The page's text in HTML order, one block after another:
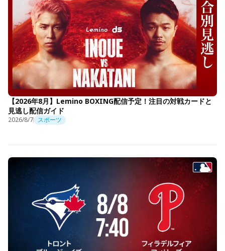
【2026年8月】Lemino BOXING配信予定！注目の対戦カードと
見逃し配信ガイド
2026/8/7 スポーツ